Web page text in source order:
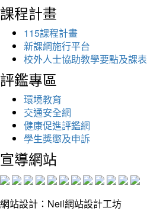
課程計畫
115課程計畫
新課綱施行平台
校外人士協助教學要點及課表
評鑑專區
環境教育
交通安全網
健康促進評鑑網
學生獎懲及申訴
宣導網站
網站設計：Neil網站設計工坊